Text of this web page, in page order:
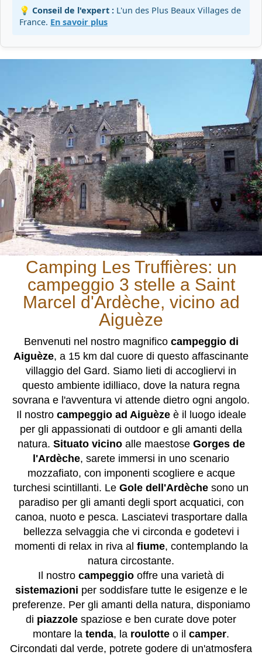
💡 Conseil de l'expert : L'un des Plus Beaux Villages de
France. En savoir plus
Camping Les Truffières: un
campeggio 3 stelle a Saint
Marcel d'Ardèche, vicino ad
Aiguèze
Benvenuti nel nostro magnifico campeggio di
Aiguèze, a 15 km dal cuore di questo affascinante
villaggio del Gard. Siamo lieti di accogliervi in
questo ambiente idilliaco, dove la natura regna
sovrana e l'avventura vi attende dietro ogni angolo.
Il nostro campeggio ad Aiguèzeè il luogo ideale
per gli appassionati di outdoor e gli amanti della
natura. Situato vicinoalle maestose Gorges de
l'Ardèche, sarete immersi in uno scenario
mozzafiato, con imponenti scogliere e acque
turchesi scintillanti. Le Gole dell'Ardèche sono un
paradiso per gli amanti degli sport acquatici, con
canoa, nuoto e pesca. Lasciatevi trasportare dalla
bellezza selvaggia che vi circonda e godetevi i
momenti di relax in riva al fiume, contemplando la
natura circostante.
Il nostro campeggio offre una varietà di
sistemazioni per soddisfare tutte le esigenze e le
preferenze. Per gli amanti della natura, disponiamo
di piazzole spaziose e ben curate dove poter
montare la tenda, la roulotte o il camper.
Circondati dal verde, potrete godere di un'atmosfera